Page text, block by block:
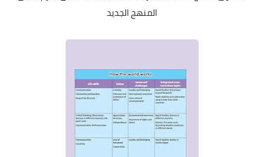
المنهج الجديد